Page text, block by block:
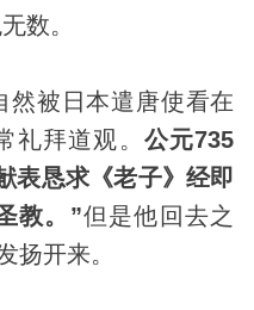
数。
然被日本遣唐使看在
礼拜道观。 公元735
表恳求《老子》经即
教。”但是他回去之
扬开来。